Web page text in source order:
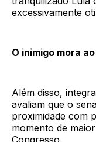
excessivamente
O inimigo mora
Além disso,
avaliam que o
proximidade com
momento de
Congresso.